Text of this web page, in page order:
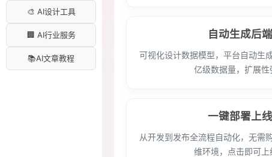
🎨 AI设计工具
🏢 AI行业服务
📚AI文章教程
自动生成后端
可视化设计数据模型，平台自动生
亿级数据量，扩展性
一键部署上线
从开发到发布全流程自动化，无需
维环境，点击即可上